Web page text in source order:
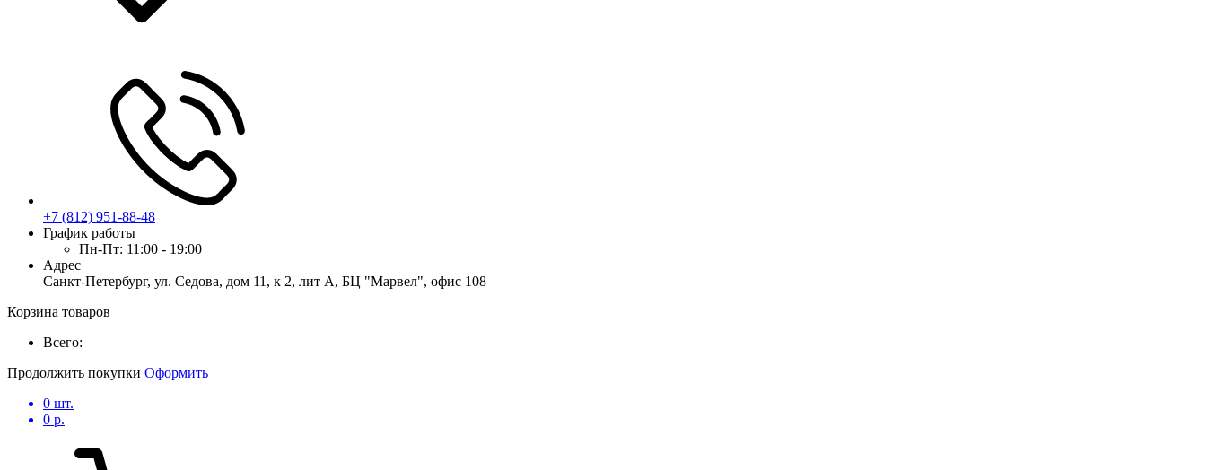
+7 (812) 951-88-48
График работы
Пн-Пт: 11:00 - 19:00
Адрес
Санкт-Петербург, ул. Седова, дом 11, к 2, лит А, БЦ "Марвел", офис 108
Корзина товаров
Всего:
Продолжить покупки Оформить
0 шт.
0 р.